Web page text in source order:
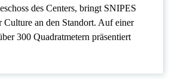
des Centers, bringt SNIPES
Culture an den Standort. Auf einer
300 Quadratmetern präsentiert